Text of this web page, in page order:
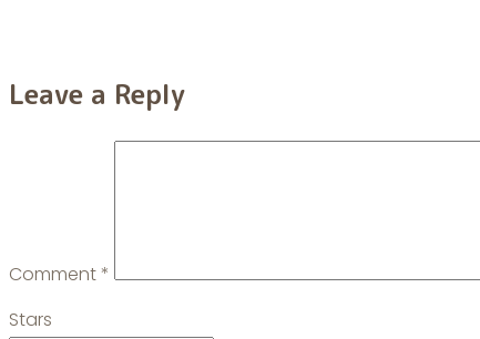
Leave a Reply
Comment*
Stars